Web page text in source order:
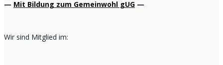
— Mit Bildung zum Gemeinwohl gUG —
Wir sind Mitglied im: